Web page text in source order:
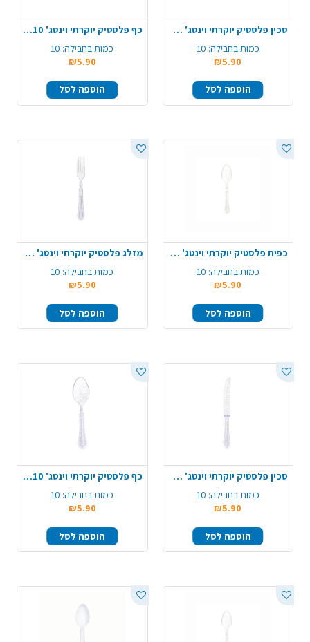
סכין פלסטיק יוקרתי וינטג' 10 יח' - ניצוצות זהב
כמות בחבילה: 10
₪5.90
הוספה לסל
כף פלסטיק יוקרתי וינטג' 10 יח' - ניצוצות זהב
כמות בחבילה: 10
₪5.90
הוספה לסל
כפית פלסטיק יוקרתי וינטג' 10 יח' - ניצוצות זהב
כמות בחבילה: 10
₪5.90
הוספה לסל
מזלג פלסטיק יוקרתי וינטג' 10 יח' - ניצוצות כסף
כמות בחבילה: 10
₪5.90
הוספה לסל
סכין פלסטיק יוקרתי וינטג' 10 יח' - ניצוצות כסף
כמות בחבילה: 10
₪5.90
הוספה לסל
כף פלסטיק יוקרתי וינטג' 10 יח' - ניצוצות כסף
כמות בחבילה: 10
₪5.90
הוספה לסל